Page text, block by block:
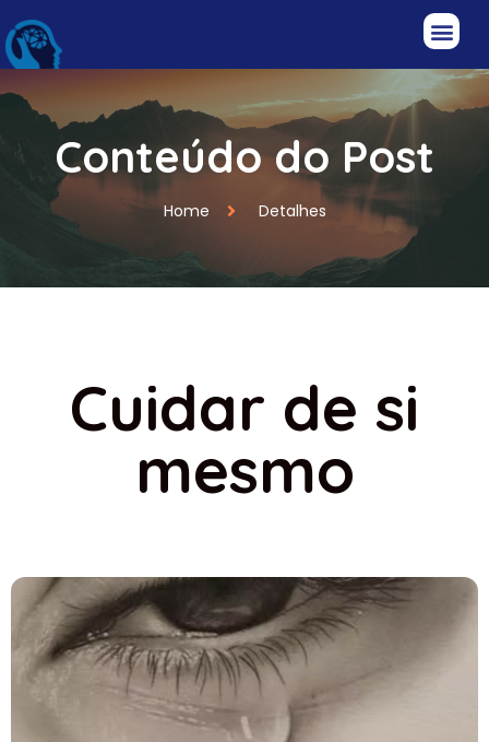
Conteúdo do Post
Home Detalhes
Cuidar de si
mesmo